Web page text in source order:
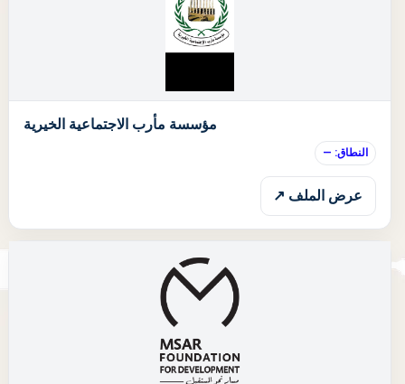
مؤسسة مأرب الاجتماعية الخيرية
النطاق: —
عرض الملف ↗